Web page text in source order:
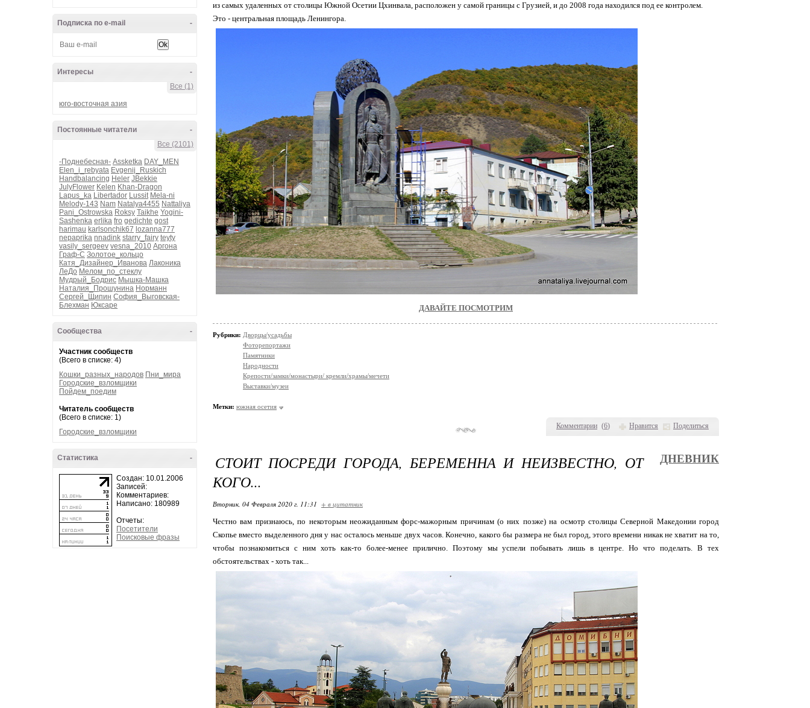
-
Подписка по e-mail
-
Интересы
Все (1)
юго-восточная азия
-
Постоянные читатели
Все (2101)
-Поднебесная- Assketka DAY_MEN
Elen_i_rebyata Evgenij_Ruskich
Handbalancing Heler JBekkie
JulyFlower Kelen Khan-Dragon
Lapus_ka Libertador Lussit Mela-ni
Melody-143 Nam Natalya4455 Nattaliya
Pani_Ostrowska Roksy Taikhe Yogini-
Sashenka erlika fro gedichte gost
harimau karlsonchik67 lozanna777
nepaprika nnadink starry_fairy teyty
vasily_sergeev vesna_2010 Аргона
Граф-С Золотое_кольцо
Катя_Дизайнер_Иванова Лаконика
ЛеДо Мелом_по_стеклу
Мудрый_Бодрис Мышка-Машка
Наталия_Прошунина Норманн
Сергей_Щипин София_Выговская-
Блехман Юксаре
-
Сообщества
Участник сообществ
(Всего в списке: 4)
Кошки_разных_народов Пни_мира
Городские_взломщики
Пойдем_поедим
Читатель сообществ
(Всего в списке: 1)
Городские_взломщики
-
Статистика
Создан: 10.01.2006
Записей:
Комментариев:
Написано: 180989
Отчеты:
Посетители
Поисковые фразы
Комментарии (6) Нравится Поделиться
из самых удаленных от столицы Южной Осетии Цхинвала, расположен у самой границы с Грузией, и до 2008 года находился под ее контролем.
Это - центральная площадь Ленингора.
ДАВАЙТЕ ПОСМОТРИМ
Рубрики: Дворцы/усадьбы
Фоторепортажи
Памятники
Народности
Крепости/замки/монастыри/ кремли/храмы/мечети
Выставки/музеи
Метки: южная осетия
СТОИТ ПОСРЕДИ ГОРОДА, БЕРЕМЕННА И НЕИЗВЕСТНО, ОТ
КОГО...
ДНЕВНИК
Вторник, 04 Февраля 2020 г. 11:31 + в цитатник
Честно вам признаюсь, по некоторым неожиданным форс-мажорным причинам (о них позже) на осмотр столицы Северной Македонии город
Скопье вместо выделенного дня у нас осталось меньше двух часов. Конечно, какого бы размера не был город, этого времени никак не хватит на то,
чтобы познакомиться с ним хоть как-то более-менее прилично. Поэтому мы успели побывать лишь в центре. Но что поделать. В тех
обстоятельствах - хоть так...